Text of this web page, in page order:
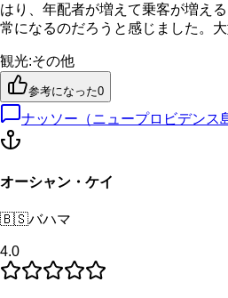
はり、年配者が増えて乗客が増え
常になるのだろうと感じました。
観光:その他
参考になった0
ナッソー（ニュープロビデンス
オーシャン・ケイ
🇧🇸バハマ
4.0